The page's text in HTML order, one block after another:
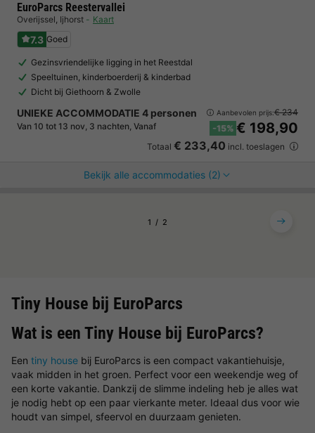
EuroParcs Reestervallei
Overijssel, Ijhorst Kaart
7.3 Goed
Gezinsvriendelijke ligging in het Reestdal
Speeltuinen, kinderboerderij & kinderbad
Dicht bij Giethoorn & Zwolle
UNIEKE ACCOMMODATIE 4 personen
Van 10 tot 13 nov, 3 nachten, Vanaf
Aanbevolen prijs:€ 234
-15% € 198,90
Totaal € 233,40 incl. toeslagen
Bekijk alle accommodaties (2)
1 2
Tiny House bij EuroParcs
Wat is een Tiny House bij EuroParcs?
Een tiny house bij EuroParcs is een compact vakantiehuisje,
vaak midden in het groen. Perfect voor een weekendje weg of
een korte vakantie. Dankzij de slimme indeling heb je alles wat
je nodig hebt op een paar vierkante meter. Ideaal dus voor wie
houdt van simpel, sfeervol en duurzaam genieten.